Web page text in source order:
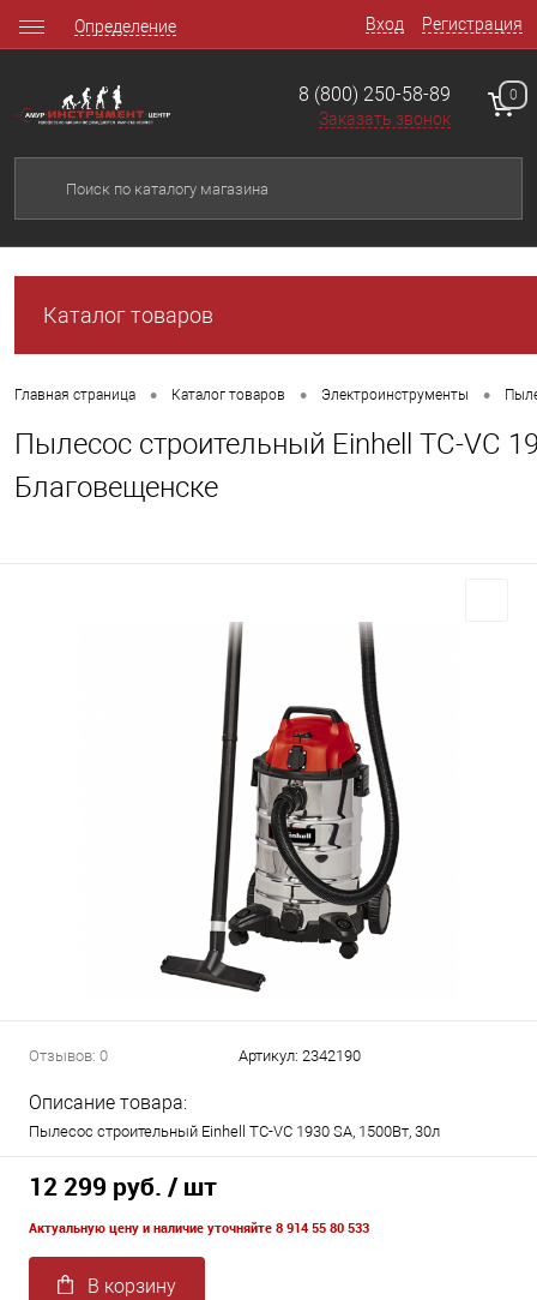
Вход Регистрация
Определение
8 (800) 250-58-89
Заказать звонок
0
Каталог товаров
Главная страница • Каталог товаров • Электроинструменты •
Пылесос строительный Einhell TC-VC
Благовещенске
Отзывов: 0 Артикул: 2342190
Описание товара:
Пылесос строительный Einhell TC-VC 1930 SA, 1500Вт, 30л
12 299 руб. / шт
Актуальную цену и наличие уточняйте 8 914 55 80 533
В корзину